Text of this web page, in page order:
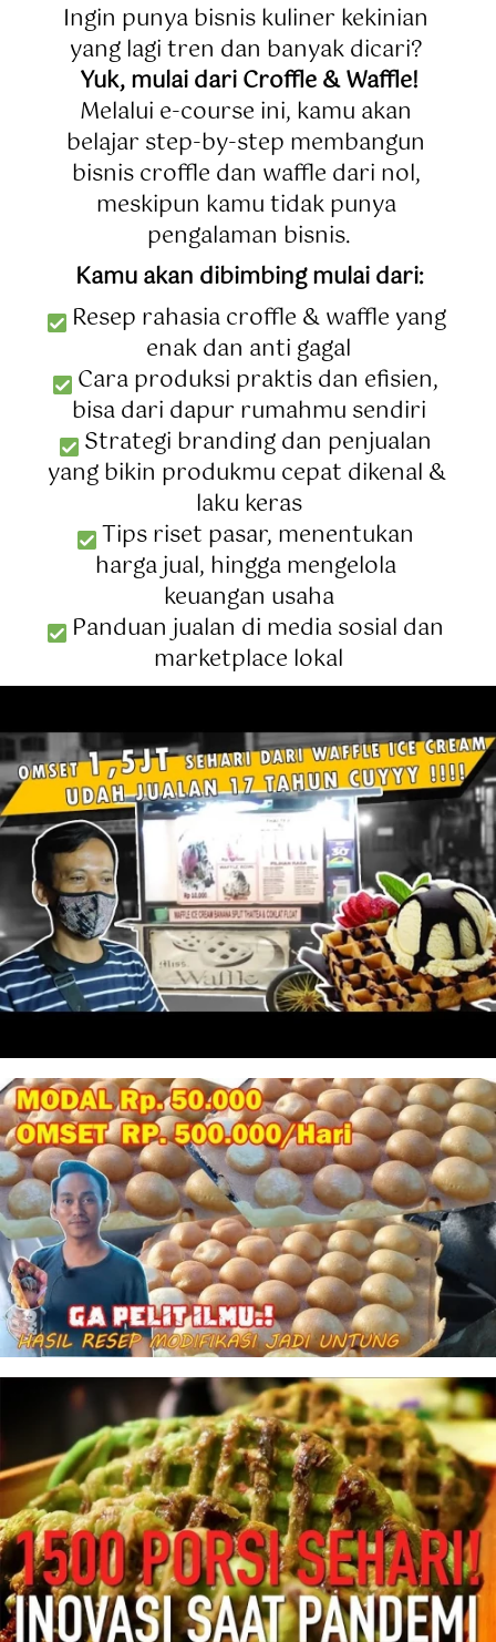
Ingin punya bisnis kuliner kekinian
yang lagi tren dan banyak dicari?
Yuk, mulai dari Croffle & Waffle!
Melalui e-course ini, kamu akan
belajar step-by-step membangun
bisnis croffle dan waffle dari nol,
meskipun kamu tidak punya
pengalaman bisnis.
Kamu akan dibimbing mulai dari:
Resep rahasia croffle & waffle yang
enak dan anti gagal
Cara produksi praktis dan efisien,
bisa dari dapur rumahmu sendiri
Strategi branding dan penjualan
yang bikin produkmu cepat dikenal &
laku keras
Tips riset pasar, menentukan
harga jual, hingga mengelola
keuangan usaha
Panduan jualan di media sosial dan
marketplace lokal